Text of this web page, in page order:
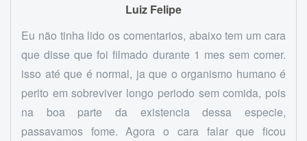
Luiz Felipe
Eu não tinha lido os comentarios, abaixo tem um cara
que disse que foi filmado durante 1 mes sem comer.
isso até que é normal, ja que o organismo humano é
perito em sobreviver longo periodo sem comida, pois
na boa parte da existencia dessa especie,
passavamos fome. Agora o cara falar que ficou